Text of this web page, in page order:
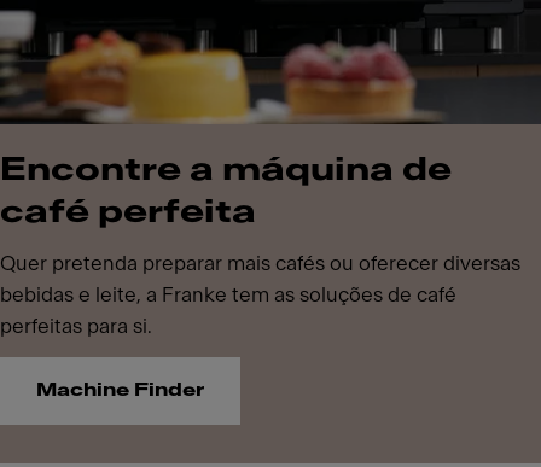
Encontre a máquina de
café perfeita
Quer pretenda preparar mais cafés ou oferecer diversas
bebidas e leite, a Franke tem as soluções de café
perfeitas para si.
Machine Finder